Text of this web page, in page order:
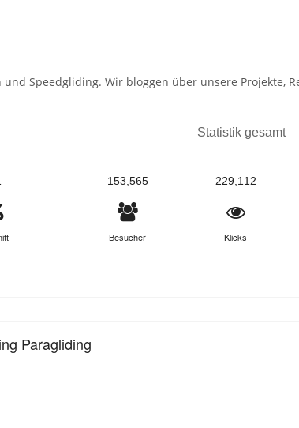
Speedgliding. Wir bloggen über unsere Projekte,
Statistik gesamt
153,565
Besucher
229,112
Klicks
Paragliding